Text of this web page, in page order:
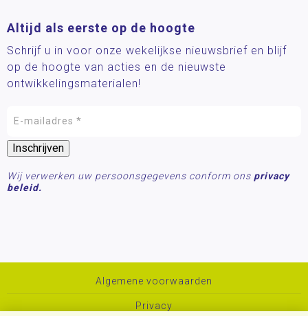
Altijd als eerste op de hoogte
Schrijf u in voor onze wekelijkse nieuwsbrief en blijf
op de hoogte van acties en de nieuwste
ontwikkelingsmaterialen!
Wij verwerken uw persoonsgegevens conform ons privacy
beleid.
Algemene voorwaarden
Privacy